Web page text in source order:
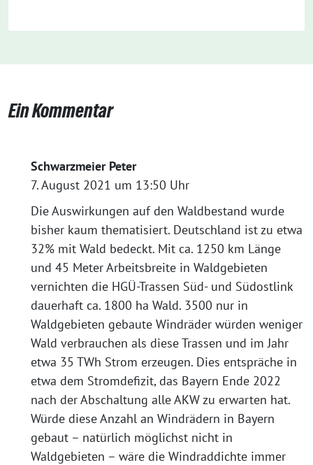
Ein Kommentar
Schwarzmeier Peter
7. August 2021 um 13:50 Uhr
Die Auswirkungen auf den Waldbestand wurde
bisher kaum thematisiert. Deutschland ist zu etwa
32% mit Wald bedeckt. Mit ca. 1250 km Länge
und 45 Meter Arbeitsbreite in Waldgebieten
vernichten die HGÜ-Trassen Süd- und Südostlink
dauerhaft ca. 1800 ha Wald. 3500 nur in
Waldgebieten gebaute Windräder würden weniger
Wald verbrauchen als diese Trassen und im Jahr
etwa 35 TWh Strom erzeugen. Dies entspräche in
etwa dem Stromdefizit, das Bayern Ende 2022
nach der Abschaltung alle AKW zu erwarten hat.
Würde diese Anzahl an Windrädern in Bayern
gebaut – natürlich möglichst nicht in
Waldgebieten – wäre die Windraddichte immer